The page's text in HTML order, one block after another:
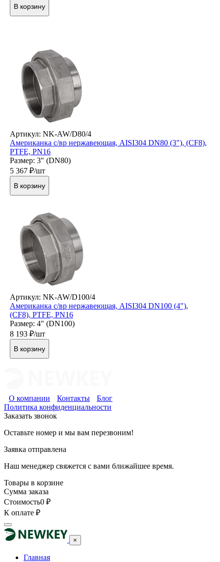
В корзину
Артикул: NK-AW/D80/4
Американка с/вр нержавеющая, AISI304 DN80 (3"), (CF8),
PTFE, PN16
Размер: 3" (DN80)
5 367 ₽/шт
В корзину
Артикул: NK-AW/D100/4
Американка c/вр нержавеющая, AISI304 DN100 (4"),
(CF8), PTFE, PN16
Размер: 4" (DN100)
8 193 ₽/шт
В корзину
О компании Контакты
Блог
Политика конфиденциальности
Заказать звонок
Оставьте номер и мы вам перезвоним!
Заявка отправлена
Наш менеджер свяжется с вами ближайшее время.
Товары в корзине
Сумма заказа
Стоимость0 ₽
К оплате ₽
×
Главная